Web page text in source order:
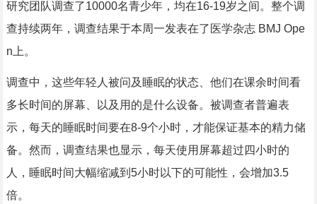
研究团队调查了10000名青少年，均在16-19岁之间。整个调
查持续两年，调查结果于本周一发表在了医学杂志 BMJ Ope
n上。
调查中，这些年轻人被问及睡眠的状态、他们在课余时间看
多长时间的屏幕、以及用的是什么设备。被调查者普遍表
示，每天的睡眠时间要在8-9个小时，才能保证基本的精力储
备。然而，调查结果也显示，每天使用屏幕超过四小时的
人，睡眠时间大幅缩减到5小时以下的可能性，会增加3.5
倍。